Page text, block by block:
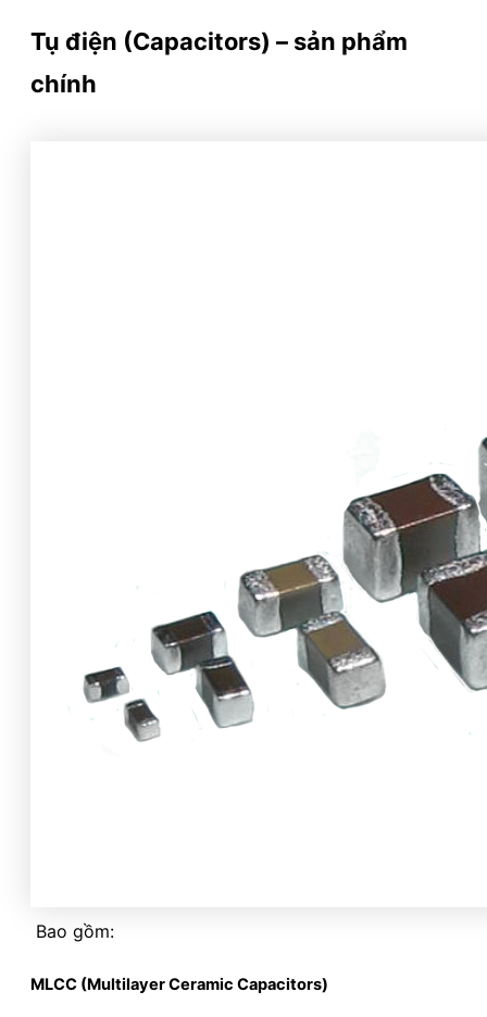
Tụ điện (Capacitors) – sản phẩm
chính
Bao gồm:
MLCC (Multilayer Ceramic Capacitors)